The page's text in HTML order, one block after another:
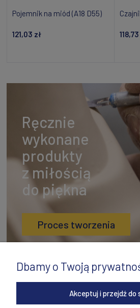
Pojemnik na miód (A18 D55)
121,03 zł
Ręcznie
wykonane
produkty
z miłością
do piękna
Proces tworzenia
Dbamy o Twoją
Akceptuj i przejdź do